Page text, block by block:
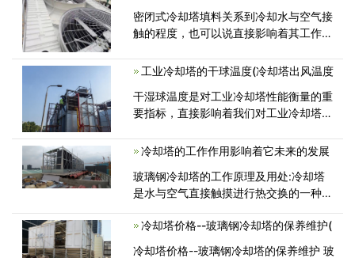
密闭式冷却塔填料关系到冷却水与空气接
触的程度，也可以说直接影响着其工作效
质不好容易造成填料堵塞，然后结成水
工业冷却塔的干球温度(冷却塔出风温度
干湿球温度是对工业冷却塔性能衡量的重
要指标，直接影响着我们对工业冷却塔的
是两个不同的概念，下面具体为大家介绍
冷却塔的工作作用影响着它未来的发展
玻璃钢冷却塔的工作原理及用处:冷却塔
是水与空气直接触摸进行热交换的一种设
系、塔身、水盘等组成，主要由在风机效
果下的温度比较低的空气与填猜中<
冷却塔价格--玻璃钢冷却塔的保养维护(
冷却塔价格--玻璃钢冷却塔的保养维护 玻